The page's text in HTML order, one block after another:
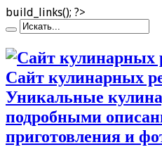
build_links(); ?>
Сайт кулинарных
Уникальные
подробными
приготовления и